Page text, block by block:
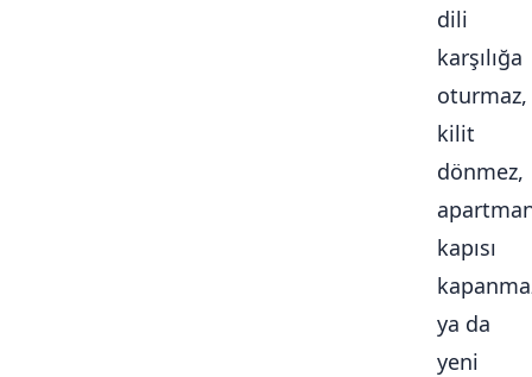
dili
karşılığa
oturmaz,
kilit
dönmez,
kapısı
ya da
yeni